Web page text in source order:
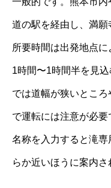
道の駅を経由し、満願
所要時間は出発地点
1時間〜1時間半を見
では道幅が狭いとこ
で運転には注意が必
名称を入力すると滝
らか近いほうに案内さ